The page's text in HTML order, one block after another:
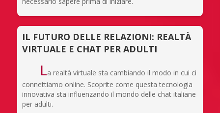
IL FUTURO DELLE RELAZIONI: REALTÀ
VIRTUALE E CHAT PER ADULTI
La realtà virtuale sta cambiando il modo in cui ci
connettiamo online. Scoprite come questa tecnologia
innovativa sta influenzando il mondo delle chat italiane
per adulti.